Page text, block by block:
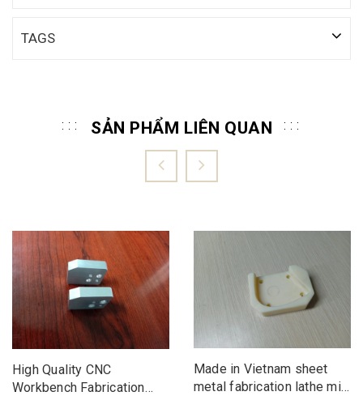
TAGS
SẢN PHẨM LIÊN QUAN
High Quality CNC
Workbench Fabrication
Made in Vietnam sheet
metal fabrication lathe mill